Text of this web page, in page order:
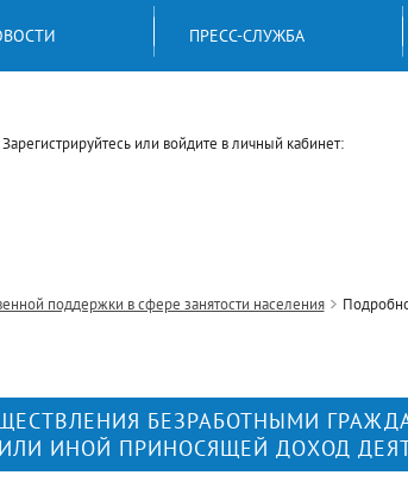
ПРЕСС-СЛУЖБА
Зарегистрируйтесь или войдите в личный кабинет:
поддержки в сфере занятости населения
БЕЗРАБОТНЫМИ
ИНОЙ ПРИНОСЯЩЕЙ ДОХОД